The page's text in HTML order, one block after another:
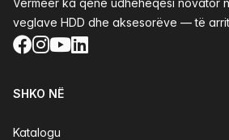
Vermeer ka qenë udhëheqësi novator
veglave HDD dhe aksesorëve — të
Facebook
Instagram
YouTube
LinkedIn
SHKO NË
Katalogu